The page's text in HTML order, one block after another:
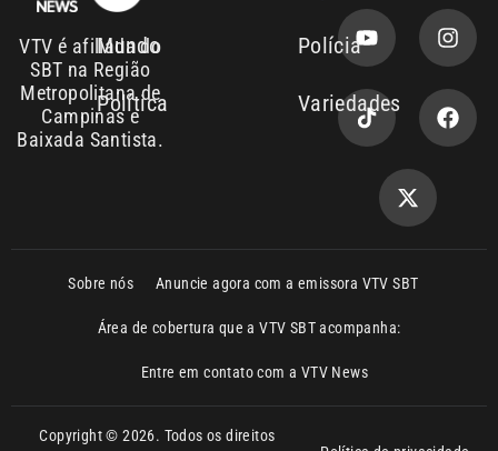
Entre em contato com a VTV News
Copyright © 2026. Todos os direitos
reservados | Empresa de Comunicação PRM
Política de privacidade